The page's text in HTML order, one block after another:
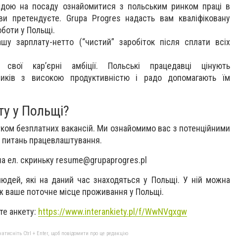
на посаду ознайомитися з польським ринком праці в
претендуєте. Grupa Progres надасть вам кваліфіковану
у Польщі.
зарплату-нетто (“чистий” заробіток після сплати всіх
кар’єрні амбіції. Польські працедавці цінують
з високою продуктивністю і радо допомагають їм
у Польщі?
безплатних вакансій. Ми ознайомимо вас з потенційними
працевлаштування.
ел. скриньку resume@grupaprogres.pl
які на даний час знаходяться у Польщі. У ній можна
ваше поточне місце проживання у Польщі.
анкету: https://www.interankiety.pl/f/WwNVgxgw
Ctrl + Enter, щоб повідомити про це редакцію